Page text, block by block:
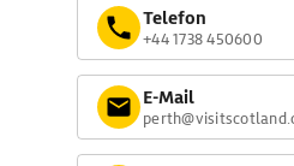
Telefon
+44 1738 450600
E-Mail